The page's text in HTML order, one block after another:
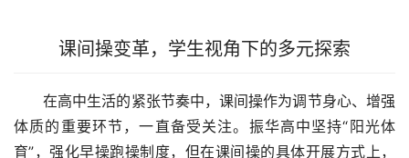
课间操变革，学生视角下的多元探索
在高中生活的紧张节奏中，课间操作为调节身心、增强
体质的重要环节，一直备受关注。振华高中坚持“阳光体
育”，强化早操跑操制度，但在课间操的具体开展方式上，